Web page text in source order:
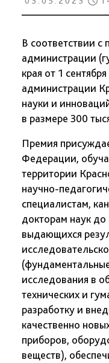
В соответствии с
администрации
края от 1
администрации
науки и
в размере 300
Премия
Федерации,
территории
научно-
специалистам,
докторам наук
выдающихся
исследования в
технических и
разработку и
качественно
приборов,
веществ),